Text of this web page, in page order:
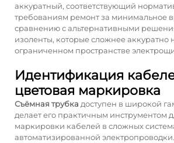
аккуратный, соответствующий
требованиям ремонт за минимальное
сравнению с альтернативными
изоленты, которые сложнее аккуратно
ограниченном пространстве
Идентификация
цветовая маркировка
Съёмная трубка доступен в широкой
делает его практичным инструментом
маркировки кабелей в сложных
автоматизированной